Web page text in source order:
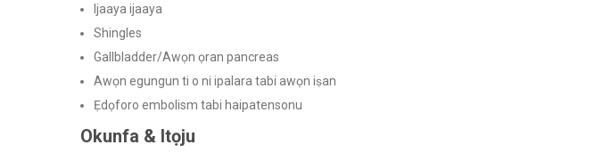
Ijaaya ijaaya
Shingles
Gallbladder/Awọn ọran pancreas
Awọn egungun ti o ni ipalara tabi awọn iṣan
Ẹdọforo embolism tabi haipatensonu
Okunfa & Itọju